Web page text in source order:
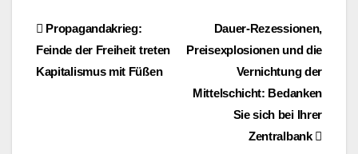
BeitragsnavigationDauer-Rezessionen,
Preisexplosionen und die
Vernichtung der
Mittelschicht: Bedanken
Sie sich bei Ihrer
Zentralbank
Propagandakrieg:
Feinde der Freiheit treten
Kapitalismus mit Füßen